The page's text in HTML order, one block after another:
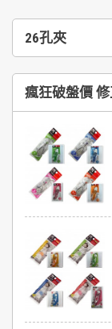
26孔夾
瘋狂破盤價